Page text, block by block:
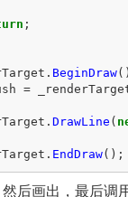
;
. BeginDraw
=
. DrawLine (
. EndDraw();
后画出，最后调